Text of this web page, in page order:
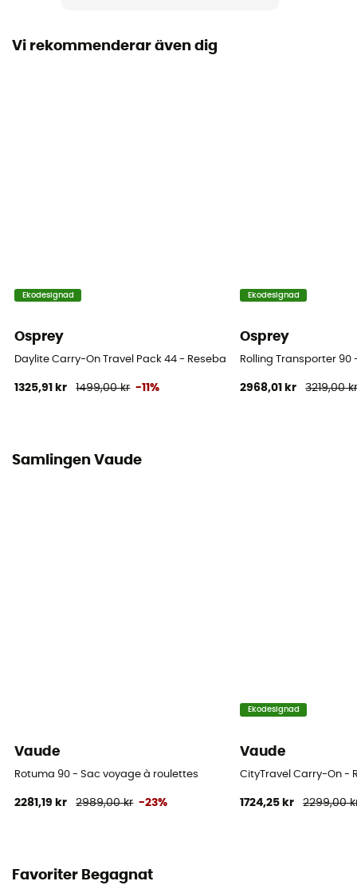
Vi rekommenderar även dig
Ekodesignad
Osprey
Daylite Carry-On Travel Pack 44 - Resebag
1325,91 kr 1499,00 kr -11%
Ekodesignad
Osprey
Rolling Transporter 90
2968,01 kr 3219,00
Samlingen Vaude
Vaude
Rotuma 90 - Sac voyage à roulettes
2281,19 kr 2989,00 kr -23%
Ekodesignad
Vaude
CityTravel Carry-On -
1724,25 kr 2299,00
Favoriter Begagnat